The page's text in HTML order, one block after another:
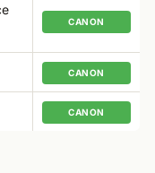
CANON
CANON
CANON